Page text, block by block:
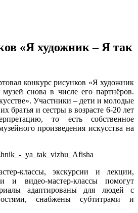
«Я художник – Я так
конкурс рисунков «Я художник
снова в числе его партнёров.
Участники – дети и молодые
братья и сестры в возрасте 6-20 лет
то есть собственное
произведения искусства на
классы, экскурсии и лекции,
и видео-мастер-классы помогут
адаптированы для людей с
снабжены субтитрами и